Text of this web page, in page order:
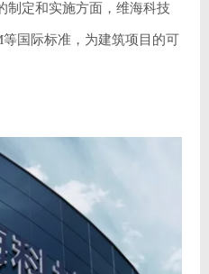
制定和实施方面，维海科技
国际标准，为建筑项目的可